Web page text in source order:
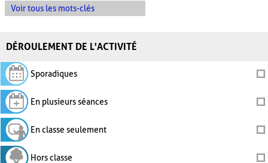
Voir tous les mots-clés
DÉROULEMENT DE L'ACTIVITÉ
Sporadiques
En plusieurs séances
En classe seulement
Hors classe